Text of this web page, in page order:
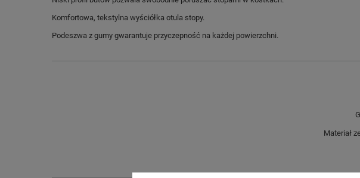
Komfortowa, tekstylna wyściółka otula stopy.
Podeszwa z gumy gwarantuje przyczepność na każdej powierzchni.
Materiał